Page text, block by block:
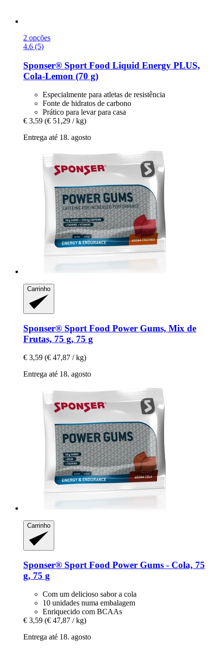
2 opções
4.6 (5)
Sponser® Sport Food Liquid Energy PLUS,
Cola-​Lemon (70 g)
Especialmente para atletas de resistência
Fonte de hidratos de carbono
Prático para levar para casa
€ 3,59 (€ 51,29 / kg)
Entrega até 18. agosto
Carrinho
Sponser® Sport Food Power Gums, Mix de
Frutas, 75 g, 75 g
€ 3,59 (€ 47,87 / kg)
Entrega até 18. agosto
Carrinho
Sponser® Sport Food Power Gums -​ Cola, 75
g, 75 g
Com um delicioso sabor a cola
10 unidades numa embalagem
Enriquecido com BCAAs
€ 3,59 (€ 47,87 / kg)
Entrega até 18. agosto